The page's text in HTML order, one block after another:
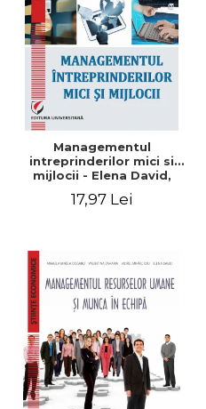
Managementul
intreprinderilor mici si
mijlocii - Elena David,
Roxana Carmen Ionescu,
17,97 Lei